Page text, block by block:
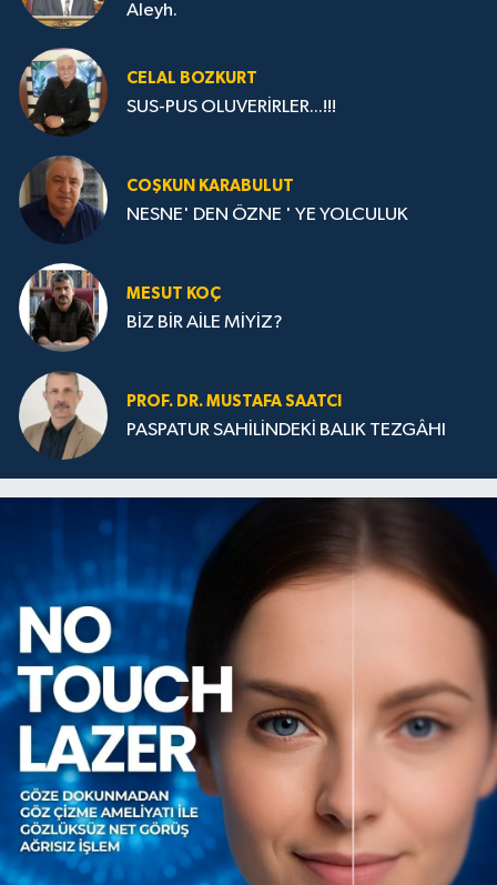
Aleyh.
CELAL BOZKURT
SUS-PUS OLUVERİRLER...!!!
COŞKUN KARABULUT
NESNE' DEN ÖZNE ' YE YOLCULUK
MESUT KOÇ
BİZ BİR AİLE MİYİZ?
PROF. DR. MUSTAFA SAATCI
PASPATUR SAHİLİNDEKİ BALIK TEZGÂHI